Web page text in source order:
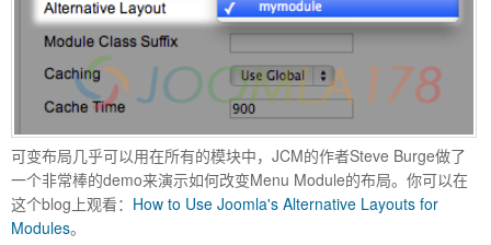
可变布局几乎可以用在所有的模块中，JCM的作者Steve Burge做了
一个非常棒的demo来演示如何改变Menu Module的布局。你可以在
这个blog上观看： How to Use Joomla's Alternative Layouts for
Modules。